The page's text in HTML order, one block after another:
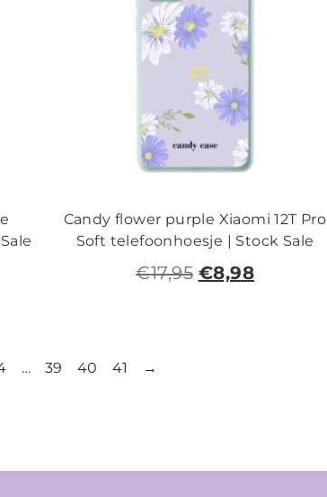
Candy flower purple Xiaomi 12T Pro
Soft telefoonhoesje | Stock Sale
€17,95 €8,98
… 39 40 41 →